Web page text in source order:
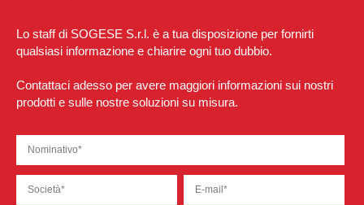
Lo staff di SOGESE S.r.l. è a tua disposizione per fornirti
qualsiasi informazione e chiarire ogni tuo dubbio.
Contattaci adesso per avere maggiori informazioni sui nostri
prodotti e sulle nostre soluzioni su misura.